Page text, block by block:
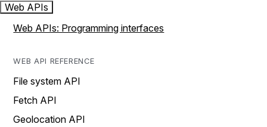
Web APIs
Web APIs: Programming interfaces
WEB API REFERENCE
File system API
Fetch API
Geolocation API